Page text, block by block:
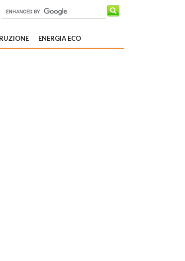
ENERGIA ECO